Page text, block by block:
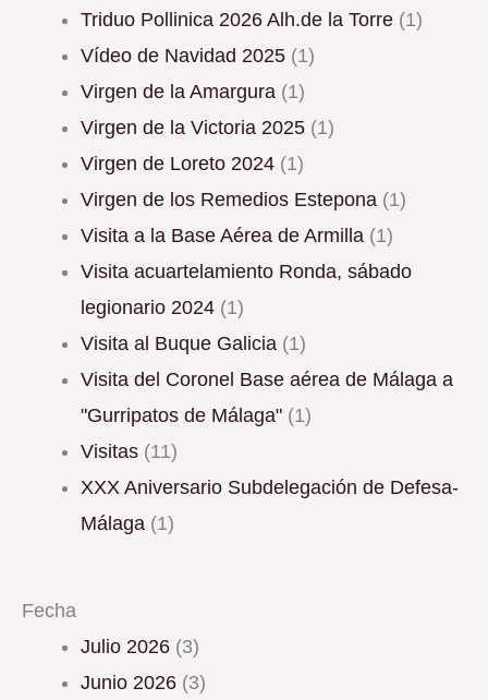
Triduo Pollinica 2026 Alh.de la Torre (1)
Vídeo de Navidad 2025 (1)
Virgen de la Amargura (1)
Virgen de la Victoria 2025 (1)
Virgen de Loreto 2024 (1)
Virgen de los Remedios Estepona (1)
Visita a la Base Aérea de Armilla (1)
Visita acuartelamiento Ronda, sábado
legionario 2024 (1)
Visita al Buque Galicia (1)
Visita del Coronel Base aérea de Málaga a
"Gurripatos de Málaga" (1)
Visitas (11)
XXX Aniversario Subdelegación de Defesa-
Málaga (1)
Fecha
julio 2026 (3)
junio 2026 (3)